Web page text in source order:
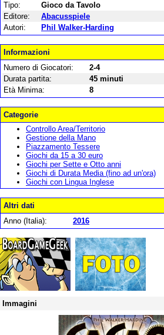
Tipo:
Gioco da Tavolo
Editore:
Abacusspiele
Autori:
Phil Walker-Harding
Informazioni
Numero di Giocatori:
2-4
Durata partita:
45 minuti
Età Minima:
8
Categorie
Controllo Area/Territorio
Gestione della Mano
Piazzamento Tessere
Giochi da 15 a 30 euro
Giochi per Sette e Otto anni
Giochi di Durata Media (fino ad un'ora)
Giochi con Lingua Inglese
Altri dati
Anno (Italia):
2016
Immagini